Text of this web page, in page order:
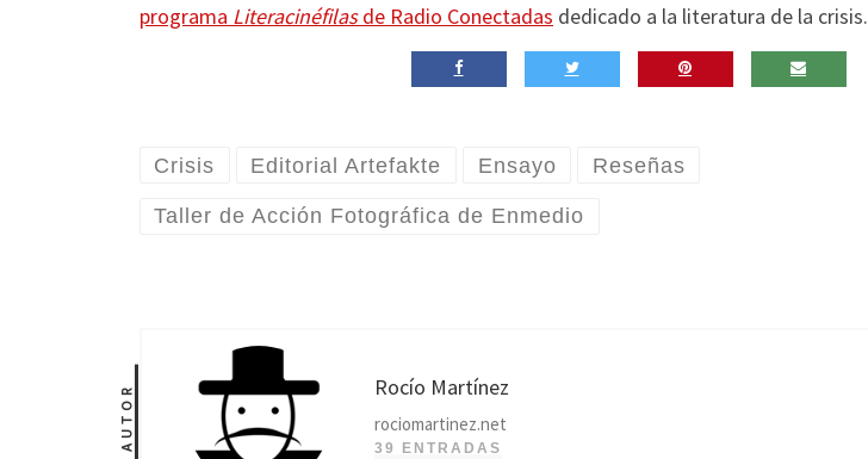
programa Literacinéfilasde Radio Conectadas dedicado a la literatura de la crisis.
Crisis Editorial Artefakte Ensayo Reseñas
Taller de Acción Fotográfica de Enmedio
AUTOR Rocío Martínez
rociomartinez.net
39 ENTRADAS